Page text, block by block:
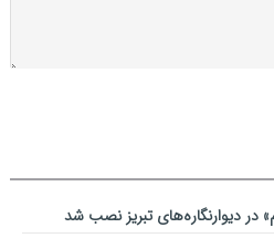
در دیوارنگاره‌های تبریز نصب شد